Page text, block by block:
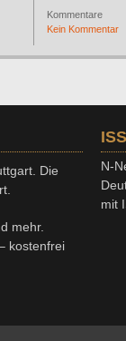
Kommentare
Kein Kommentar
Die
mehr.
kostenfrei
N-
mit